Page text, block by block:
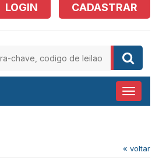
LOGIN CADASTRAR
Abrir
menu
« voltar